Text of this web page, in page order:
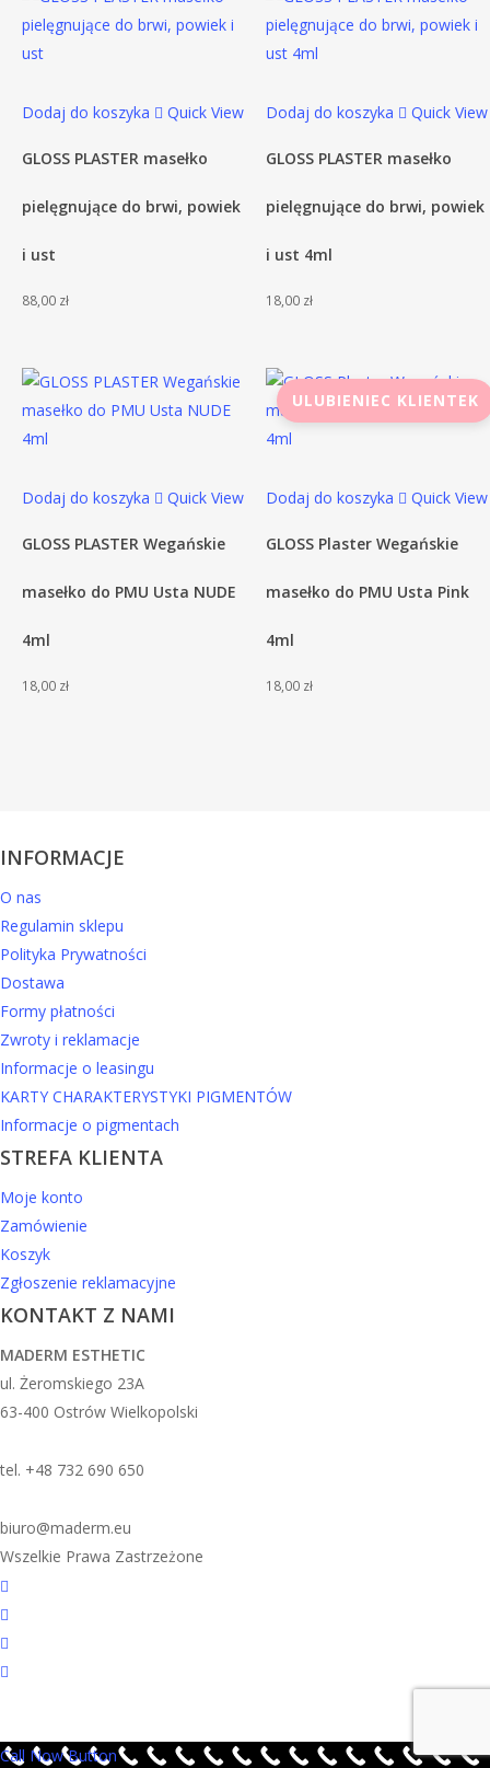
Dodaj do koszyka Quick View
GLOSS PLASTER masełko
pielęgnujące do brwi, powiek
i ust
88,00 zł
Dodaj do koszyka Quick View
GLOSS PLASTER masełko
pielęgnujące do brwi, powiek
i ust 4ml
18,00 zł
Dodaj do koszyka Quick View
GLOSS PLASTER Wegańskie
masełko do PMU Usta NUDE
4ml
18,00 zł
ULUBIENIEC KLIENTEK
Dodaj do koszyka Quick View
GLOSS Plaster Wegańskie
masełko do PMU Usta Pink
4ml
18,00 zł
INFORMACJE
O nas
Regulamin sklepu
Polityka Prywatności
Dostawa
Formy płatności
Zwroty i reklamacje
Informacje o leasingu
KARTY CHARAKTERYSTYKI PIGMENTÓW
Informacje o pigmentach
STREFA KLIENTA
Moje konto
Zamówienie
Koszyk
Zgłoszenie reklamacyjne
KONTAKT Z NAMI
MADERM ESTHETIC
ul. Żeromskiego 23A
63-400 Ostrów Wielkopolski
tel. +48 732 690 650
biuro@maderm.eu
Wszelkie Prawa Zastrzeżone
twitter
facebook
youtube
instagram
Call Now Button